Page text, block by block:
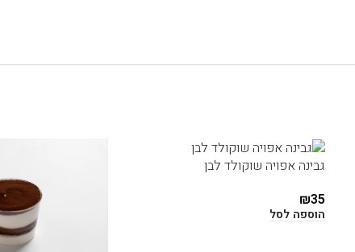
גבינה אפויה שוקולד לבן
₪35
הוספה לסל